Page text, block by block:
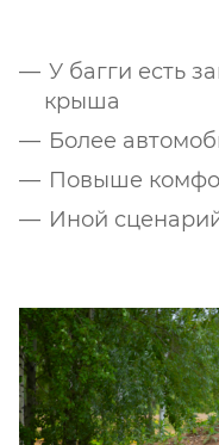
У багги есть
крыша
Более
Повыше
Иной